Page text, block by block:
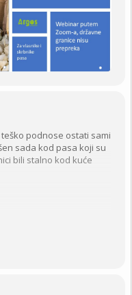
podnose ostati sami
sada kod pasa koji su
bili stalno kod kuće
kao takav, pa se često